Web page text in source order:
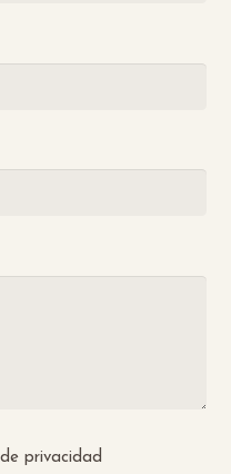
privacidad